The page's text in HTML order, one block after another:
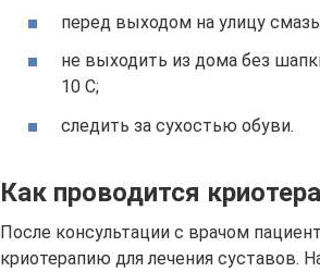
перед выходом на улицу
не выходить из дома без
10 С;
следить за сухостью обуви.
Как проводится
После консультации с врачом
криотерапию для лечения суставов.